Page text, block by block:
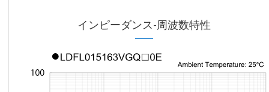
インピーダンス-周波数特性